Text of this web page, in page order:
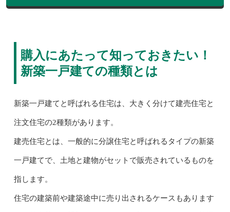
購入にあたって知っておきたい！
新築一戸建ての種類とは
新築一戸建てと呼ばれる住宅は、大きく分けて建売住宅と
注文住宅の2種類があります。
建売住宅とは、一般的に分譲住宅と呼ばれるタイプの新築
一戸建てで、土地と建物がセットで販売されているものを
指します。
住宅の建築前や建築途中に売り出されるケースもあります